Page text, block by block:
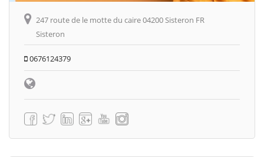
247 route de le motte du caire 04200 Sisteron FR
Sisteron
0676124379